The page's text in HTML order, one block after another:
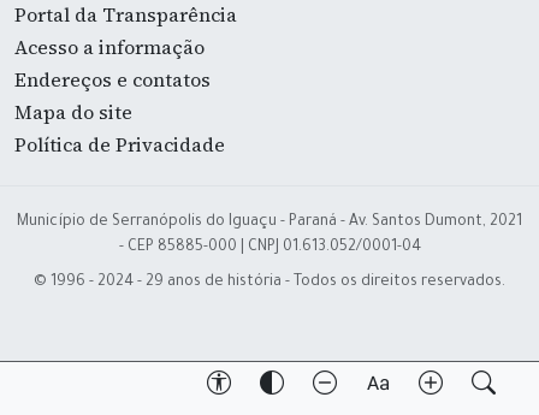
Portal da Transparência
Acesso a informação
Endereços e contatos
Mapa do site
Política de Privacidade
Município de Serranópolis do Iguaçu - Paraná - Av. Santos Dumont, 2021
- CEP 85885-000 | CNPJ 01.613.052/0001-04
© 1996 - 2024 - 29 anos de história - Todos os direitos reservados.